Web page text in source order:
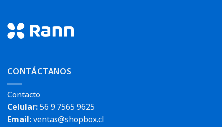
CONTÁCTANOS
Contacto
Celular:56 9 7565 9625
Email:ventas@shopbox.cl